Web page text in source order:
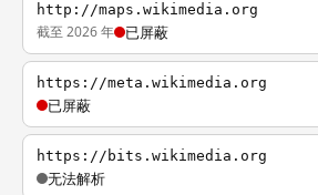
http://maps.wikimedia.org
截至 2026 年 已屏蔽
https://meta.wikimedia.org
已屏蔽
https://bits.wikimedia.org
无法解析